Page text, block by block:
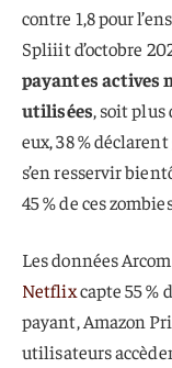
contre 1,8 pour
Spliiit d’octobre
payantes actives
utilisées, soit plus
eux, 38 %
s’en resservir
45 % de ces
Les données
Netflixcapte 55 %
payant, Amazon
utilisateurs